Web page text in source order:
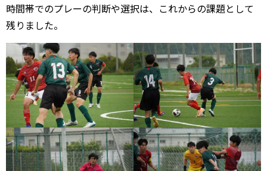
時間帯でのプレーの判断や選択は、これからの課題として
残りました。